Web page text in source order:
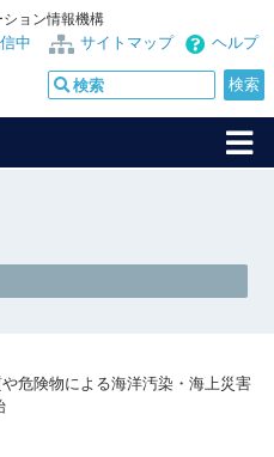
ョン情報機構
ヘルプ
サイトマップ
中
危険物による海洋汚染・海上災害